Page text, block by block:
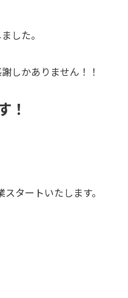
した。
しかありません！！
！
タートいたします。